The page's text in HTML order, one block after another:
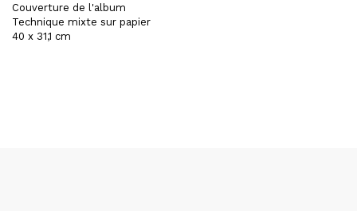
Couverture de l'album
Technique mixte sur papier
40 x 31,1 cm